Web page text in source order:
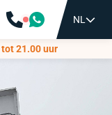
NL
tot 21.00 uur
NL
tot 21.00 uur